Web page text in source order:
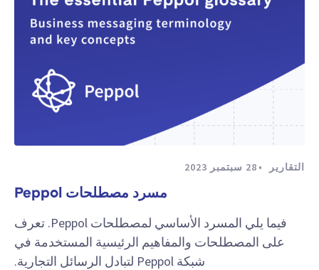
التقارير 28 سبتمبر 2023
مسرد مصطلحات Peppol
فيما يلي المسرد الأساسي لمصطلحات Peppol. تعرف
على المصطلحات والمفاهيم الرئيسية المستخدمة في
شبكة Peppol لتبادل الرسائل التجارية.